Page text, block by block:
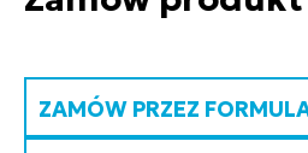
ZAMÓW PRZEZ